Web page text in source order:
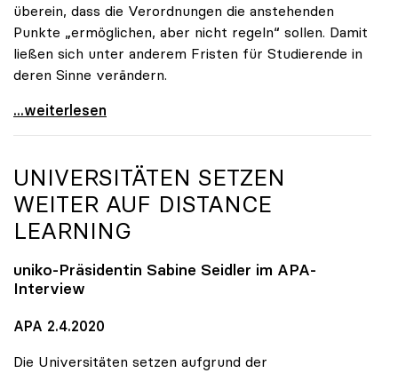
überein, dass die Verordnungen die anstehenden
Punkte „ermöglichen, aber nicht regeln“ sollen. Damit
ließen sich unter anderem Fristen für Studierende in
deren Sinne verändern.
Seidler: Verordnungsermächtigung soll Handlungen
...weiterlesen
UNIVERSITÄTEN SETZEN
WEITER AUF DISTANCE
LEARNING
uniko-Präsidentin Sabine Seidler im APA-
Interview
APA 2.4.2020
Die Universitäten setzen aufgrund der